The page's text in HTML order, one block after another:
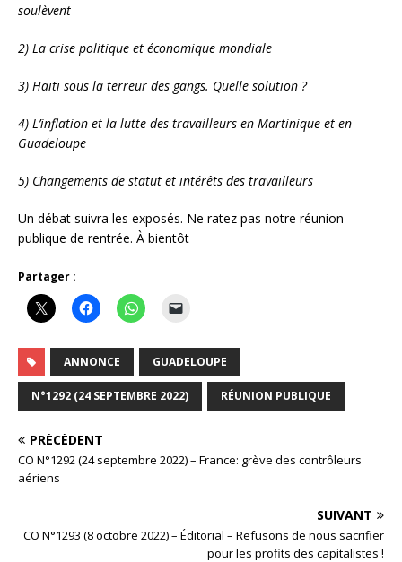
soulèvent
2) La crise politique et économique mondiale
3) Haïti sous la terreur des gangs. Quelle solution ?
4) L’inflation et la lutte des travailleurs en Martinique et en
Guadeloupe
5) Changements de statut et intérêts des travailleurs
Un débat suivra les exposés. Ne ratez pas notre réunion
publique de rentrée. À bientôt
Partager :
ANNONCE GUADELOUPE
N°1292 (24 SEPTEMBRE 2022) RÉUNION PUBLIQUE
PRÉCÉDENT
CO N°1292 (24 septembre 2022) – France: grève des contrôleurs
aériens
SUIVANT
CO N°1293 (8 octobre 2022) – Éditorial – Refusons de nous sacrifier
pour les profits des capitalistes !